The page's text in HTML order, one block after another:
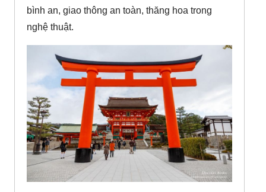
bình an, giao thông an toàn, thăng hoa trong
nghệ thuật.